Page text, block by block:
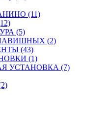
(11)
(5)
(2)
(43)
(1)
УСТАНОВКА (7)